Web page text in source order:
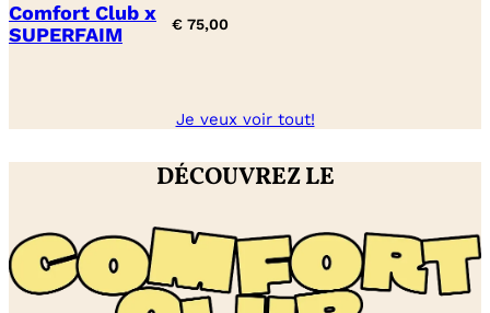
Comfort Club x
SUPERFAIM
€ 75,00
Je veux voir tout!
DÉCOUVREZ LE